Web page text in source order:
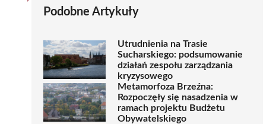
Podobne Artykuły
Utrudnienia na Trasie
Sucharskiego: podsumowanie
działań zespołu zarządzania
kryzysowego
Metamorfoza Brzeźna:
Rozpoczęły się nasadzenia w
ramach projektu Budżetu
Obywatelskiego